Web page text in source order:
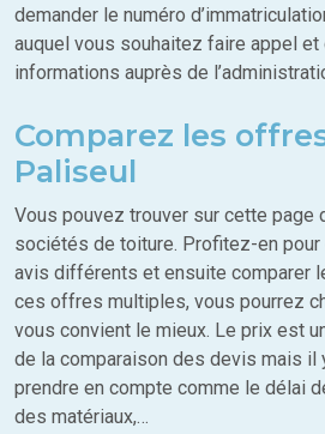
demander le numéro
auquel vous souhaitez faire appel
informations auprès de
Comparez les
Paliseul
Vous pouvez trouver sur cette page
sociétés de toiture. Profitez-en
avis différents et ensuite comparer
ces offres multiples, vous pourrez
vous convient le mieux. Le prix est
de la comparaison des devis mais il
prendre en compte comme le délai
des matériaux,…